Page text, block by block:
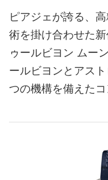
ピアジェが誇る、
術を掛け合わせた
ゥールビヨン ムー
ールビヨンとアス
つの機構を備えたコ